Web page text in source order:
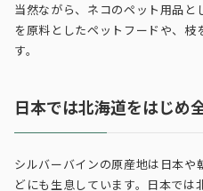
当然ながら、ネコのペット用品
を原料としたペットフードや、枝
す。
日本では北海道をはじめ
シルバーバインの原産地は日本や
どにも生息しています。日本では